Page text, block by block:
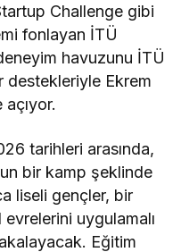
Challenge gibi
fonlayan İTÜ
havuzunu İTÜ
destekleriyle Ekrem
tarihleri arasında,
bir kamp şeklinde
liseli gençler, bir
uygulamalı
Eğitim